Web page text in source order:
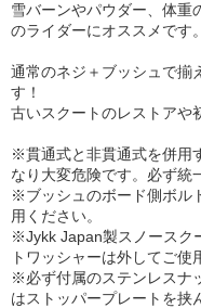
雪バーンやパウダー、体重
のライダーにオススメです。
通常のネジ＋ブッシュで揃
す！
古いスクートのレストアや
※貫通式と非貫通式を併用
なり大変危険です。必ず統
※ブッシュのボード側ボル
用ください。
※Jykk Japan製スノースク
トワッシャーは外してご使
※必ず付属のステンレスナ
はストッパープレートを挟